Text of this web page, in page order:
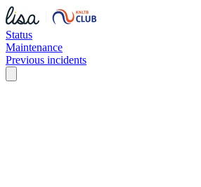
Status
Maintenance
Previous incidents